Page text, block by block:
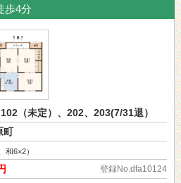
歩4分
（未定）、202、203(7/31退）
町
和6×2）
登録No.dfa10124